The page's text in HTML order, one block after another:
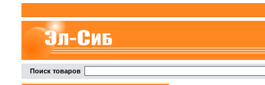
Поиск товаров